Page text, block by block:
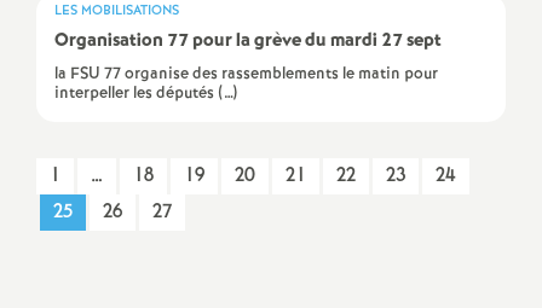
é
a
n
LES MOBILISATIONS
Organisation 77 pour la grève du mardi 27 sept
la FSU 77 organise des rassemblements le matin pour
interpeller les députés (…)
1 … 18 19 20 21 22 23
24
25
26 27